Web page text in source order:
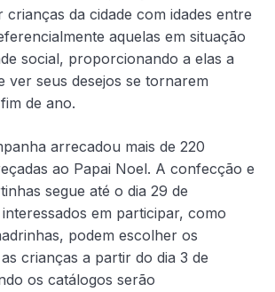
crianças da cidade com idades entre
aquelas em situação
social, proporcionando a elas a
ver seus desejos se tornarem
de ano.
arrecadou mais de 220
ao Papai Noel. A confecção e
segue até o dia 29 de
em participar, como
podem escolher os
crianças a partir do dia 3 de
os catálogos serão